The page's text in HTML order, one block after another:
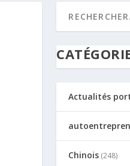
Actualités
Chinois (248)